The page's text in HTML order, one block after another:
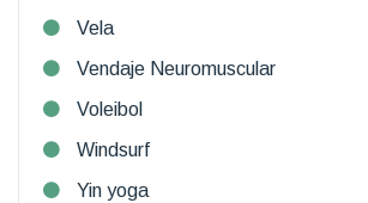
Vela
Vendaje Neuromuscular
Voleibol
Windsurf
Yin yoga